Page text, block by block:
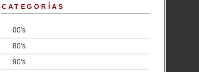
CATEGORÍAS
00's
80's
90's